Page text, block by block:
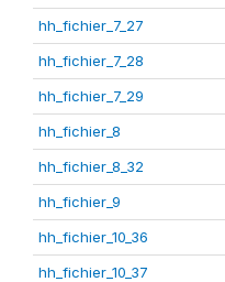
hh_fichier_7_27
hh_fichier_7_28
hh_fichier_7_29
hh_fichier_8
hh_fichier_8_32
hh_fichier_9
hh_fichier_10_36
hh_fichier_10_37